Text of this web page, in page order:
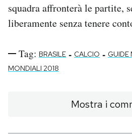
squadra affronterà le partite,
liberamente senza tenere
Tag: BRASILE - CALCIO - GUIDE
MONDIALI 2018
Mostra i